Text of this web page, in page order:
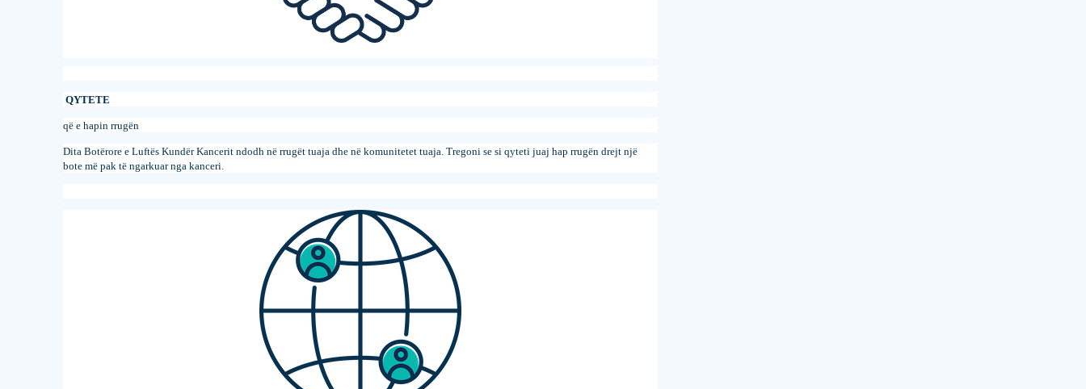
QYTETE
që e hapin rrugën
Dita Botërore e Luftës Kundër Kancerit ndodh në rrugët tuaja dhe në komunitetet tuaja. Tregoni se si qyteti juaj hap rrugën drejt një
bote më pak të ngarkuar nga kanceri.